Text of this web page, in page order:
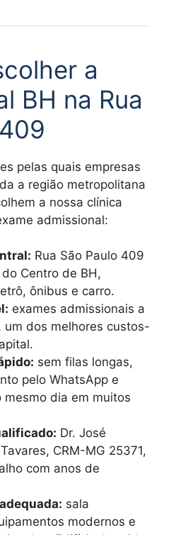
a
BH na Rua
pelas quais empresas
a região metropolitana
a nossa clínica
admissional:
Rua São Paulo 409
Centro de BH,
ônibus e carro.
exames admissionais a
um dos melhores custos-
sem filas longas,
pelo WhatsApp e
mesmo dia em muitos
Dr. José
CRM-MG 25371,
com anos de
sala
modernos e